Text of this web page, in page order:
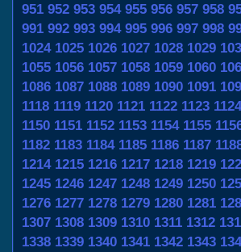
951 952 953 954 955 956 957 958
991 992 993 994 995 996 997 998
1024 1025 1026 1027 1028 1029
1055 1056 1057 1058 1059 1060
1086 1087 1088 1089 1090 1091
1118 1119 1120 1121 1122 1123 1124
1150 1151 1152 1153 1154 1155
1182 1183 1184 1185 1186 1187
1214 1215 1216 1217 1218 1219
1245 1246 1247 1248 1249 1250
1276 1277 1278 1279 1280 1281
1307 1308 1309 1310 1311 1312
1338 1339 1340 1341 1342 1343